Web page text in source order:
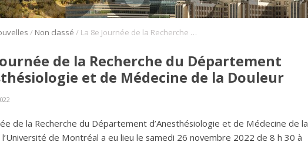
/ Non classé / La 8e Journée de la Recherche du Département d’Anesthésiologie et de Médecine de la Douleur
de la Recherche du Département
et de Médecine de la Douleur
de la Recherche du Département d’Anesthésiologie et de Médecine de la
de Montréal a eu lieu le samedi 26 novembre 2022 de 8 h 30 à